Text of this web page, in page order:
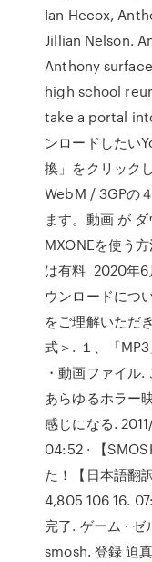
Ian Hecox,
Jillian Nelson.
Anthony
high school
take a portal
ンロードしたい
換」をクリック
WebM / 3GPの
ます。動画 が
MXONEを使う
は有料 2020年6
ウンロードにつ
をご理解いただ
式＞. １、「
・動画ファイル
あらゆるホラー
感じになる.
04:52 · 【
た！【日本語翻
4,805 106 16.
完了. ゲーム · ゼ
smosh. 登録 迫